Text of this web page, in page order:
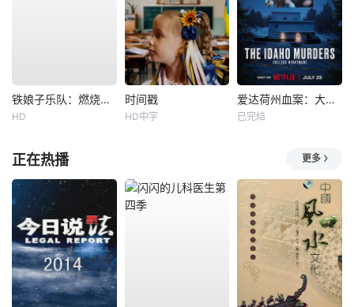
铁娘子乐队：燃烧雄心
HD
时间戳
HD中字
爱达荷州血案：大学梦魇
已完结
正在热播 更多